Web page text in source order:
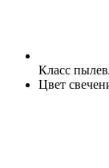
Класс
Цвет